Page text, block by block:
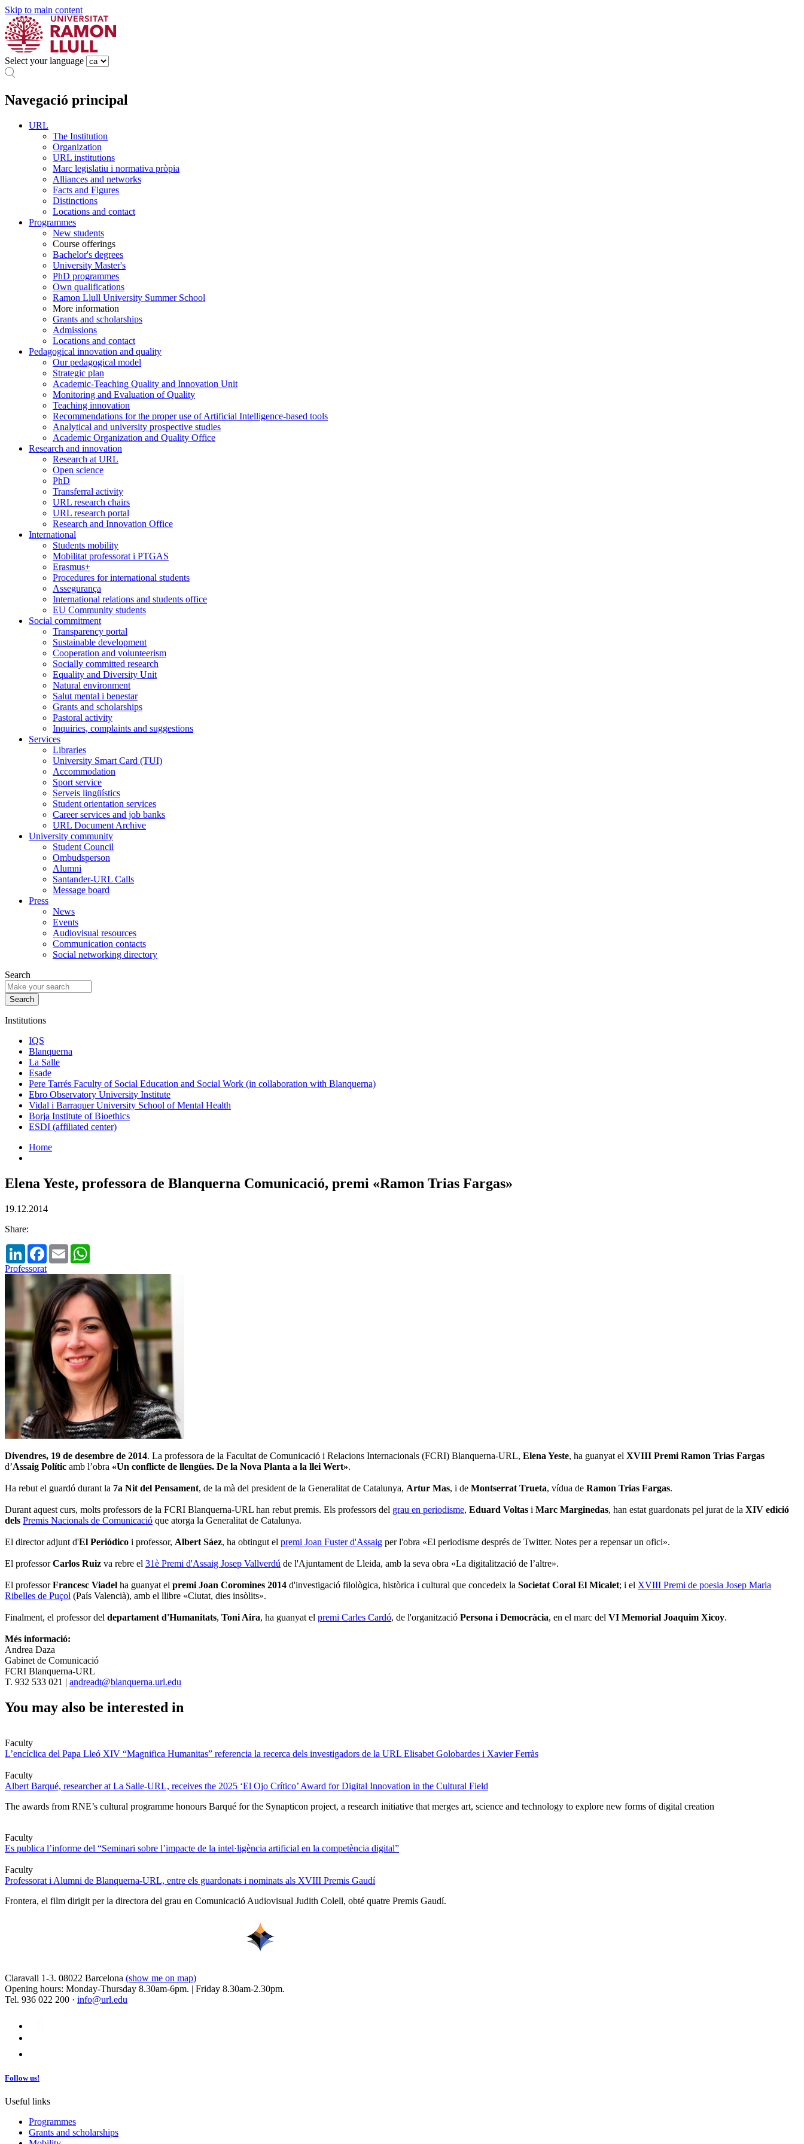
Skip to main content
Select your language
Navegació principal
URL
The Institution
Organization
URL institutions
Marc legislatiu i normativa pròpia
Alliances and networks
Facts and Figures
Distinctions
Locations and contact
Programmes
New students
Course offerings
Bachelor's degrees
University Master's
PhD programmes
Own qualifications
Ramon Llull University Summer School
More information
Grants and scholarships
Admissions
Locations and contact
Pedagogical innovation and quality
Our pedagogical model
Strategic plan
Academic-Teaching Quality and Innovation Unit
Monitoring and Evaluation of Quality
Teaching innovation
Recommendations for the proper use of Artificial Intelligence-based tools
Analytical and university prospective studies
Academic Organization and Quality Office
Research and innovation
Research at URL
Open science
PhD
Transferral activity
URL research chairs
URL research portal
Research and Innovation Office
International
Students mobility
Mobilitat professorat i PTGAS
Erasmus+
Procedures for international students
Assegurança
International relations and students office
EU Community students
Social commitment
Transparency portal
Sustainable development
Cooperation and volunteerism
Socially committed research
Equality and Diversity Unit
Natural environment
Salut mental i benestar
Grants and scholarships
Pastoral activity
Inquiries, complaints and suggestions
Services
Libraries
University Smart Card (TUI)
Accommodation
Sport service
Serveis lingüístics
Student orientation services
Career services and job banks
URL Document Archive
University community
Student Council
Ombudsperson
Alumni
Santander-URL Calls
Message board
Press
News
Events
Audiovisual resources
Communication contacts
Social networking directory
Search
Institutions
IQS
Blanquerna
La Salle
Esade
Pere Tarrés Faculty of Social Education and Social Work (in collaboration with Blanquerna)
Ebro Observatory University Institute
Vidal i Barraquer University School of Mental Health
Borja Institute of Bioethics
ESDI (affiliated center)
Home
Elena Yeste, professora de Blanquerna Comunicació, premi «Ramon Trias Fargas»
19.12.2014
Share:
LinkedInFacebook
Email
Professorat
Divendres, 19 de desembre de 2014. La professora de la Facultat de Comunicació i Relacions Internacionals (FCRI) Blanquerna-URL, Elena Yeste, ha guanyat el XVIII Premi Ramon Trias Fargas
d’Assaig Polític amb l’obra «Un conflicte de llengües. De la Nova Planta a la llei Wert».
Ha rebut el guardó durant la 7a Nit del Pensament, de la mà del president de la Generalitat de Catalunya, Artur Mas, i de Montserrat Trueta, vídua de Ramon Trias Fargas.
Durant aquest curs, molts professors de la FCRI Blanquerna-URL han rebut premis. Els professors del grau en periodisme, Eduard Voltas i Marc Marginedas, han estat guardonats pel jurat de la XIV edició
dels Premis Nacionals de Comunicació que atorga la Generalitat de Catalunya.
El director adjunt d'El Periódico i professor, Albert Sáez, ha obtingut el premi Joan Fuster d'Assaig per l'obra «El periodisme després de Twitter. Notes per a repensar un ofici».
El professorCarlos Ruiz va rebre el 31è Premi d'Assaig Josep Vallverdú de l'Ajuntament de Lleida, amb la seva obra «La digitalització de l’altre».
El professorFrancesc Viadel ha guanyat el premi Joan Coromines 2014 d'investigació filològica, històrica i cultural que concedeix la Societat Coral El Micalet; i el XVIII Premi de poesia Josep Maria
Ribelles de Puçol (País Valencià), amb el llibre «Ciutat, dies insòlits».
Finalment, el professor del departament d'Humanitats, Toni Aira, ha guanyat el premi Carles Cardó, de l'organització Persona i Democràcia, en el marc del VI Memorial Joaquim Xicoy.
Més informació:
Andrea Daza
Gabinet de Comunicació
FCRI Blanquerna-URL
T. 932 533 021 | andreadt@blanquerna.url.edu
You may also be interested in
Faculty
L’encíclica del Papa Lleó XIV “Magnifica Humanitas” referencia la recerca dels investigadors de la URL Elisabet Golobardes i Xavier Ferràs
Faculty
Albert Barqué, researcher at La Salle-URL, receives the 2025 ‘El Ojo Crítico’ Award for Digital Innovation in the Cultural Field
The awards from RNE’s cultural programme honours Barqué for the Synapticon project, a research initiative that merges art, science and technology to explore new forms of digital creation
Faculty
Es publica l’informe del “Seminari sobre l’impacte de la intel·ligència artificial en la competència digital”
Faculty
Professorat i Alumni de Blanquerna-URL, entre els guardonats i nominats als XVIII Premis Gaudí
Frontera, el film dirigit per la directora del grau en Comunicació Audiovisual Judith Colell, obté quatre Premis Gaudí.
Claravall 1-3. 08022 Barcelona (show me on map)
Opening hours: Monday-Thursday 8.30am-6pm. | Friday 8.30am-2.30pm.
Tel. 936 022 200 · info@url.edu
Follow us!
Useful links
Programmes
Grants and scholarships